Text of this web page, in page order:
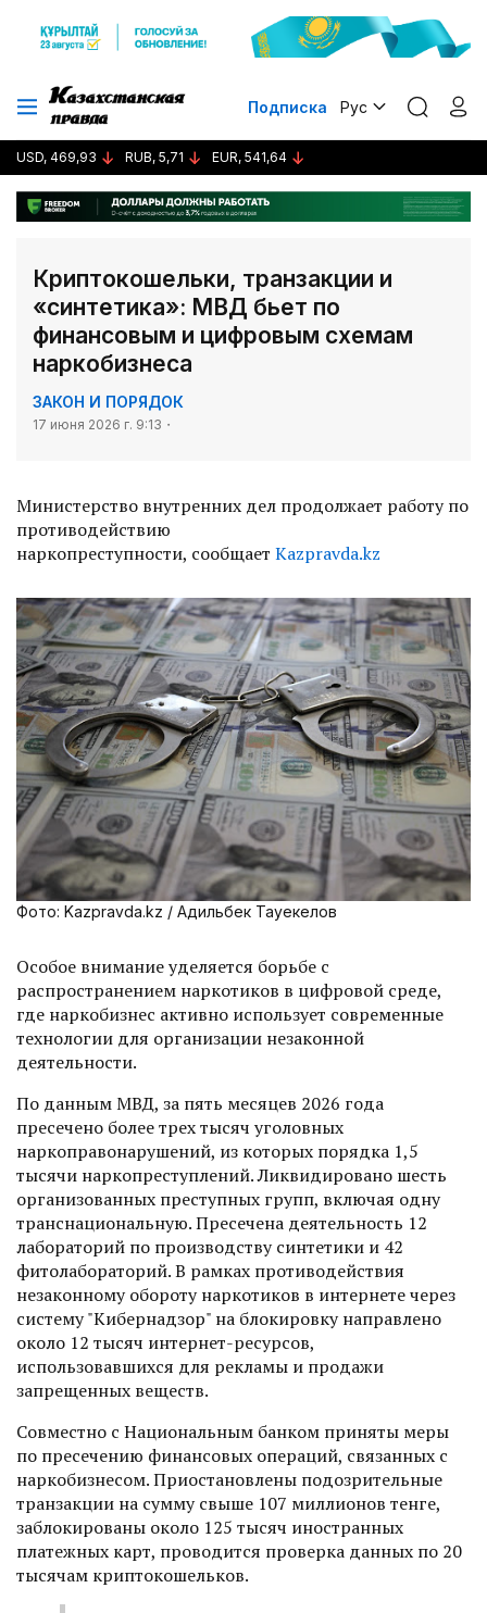
Подписка Рус
USD, 469,93 RUB, 5,71 EUR, 541,64
Криптокошельки, транзакции и
«синтетика»: МВД бьет по
финансовым и цифровым схемам
наркобизнеса
ЗАКОН И ПОРЯДОК
17 июня 2026 г. 9:13
Министерство внутренних дел продолжает работу по
противодействию
наркопреступности, сообщает Kazpravda.kz
Фото: Kazpravda.kz / Адильбек Тауекелов
Особое внимание уделяется борьбе с
распространением наркотиков в цифровой среде,
где наркобизнес активно использует современные
технологии для организации незаконной
деятельности.
По данным МВД, за пять месяцев 2026 года
пресечено более трех тысяч уголовных
наркоправонарушений, из которых порядка 1,5
тысячи наркопреступлений. Ликвидировано шесть
организованных преступных групп, включая одну
транснациональную. Пресечена деятельность 12
лабораторий по производству синтетики и 42
фитолабораторий. В рамках противодействия
незаконному обороту наркотиков в интернете через
систему "Кибернадзор" на блокировку направлено
около 12 тысяч интернет-ресурсов,
использовавшихся для рекламы и продажи
запрещенных веществ.
Совместно с Национальным банком приняты меры
по пресечению финансовых операций, связанных с
наркобизнесом. Приостановлены подозрительные
транзакции на сумму свыше 107 миллионов тенге,
заблокированы около 125 тысяч иностранных
платежных карт, проводится проверка данных по 20
тысячам криптокошельков.